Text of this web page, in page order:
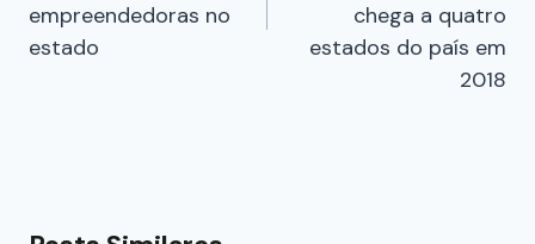
empreendedoras no
estado
chega a quatro
estados do país em
2018